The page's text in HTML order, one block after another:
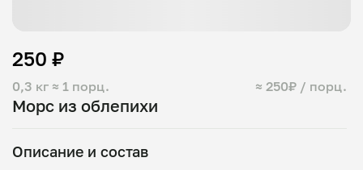
Морс из облепихи
0,3 кг ≈ 1 порц. ≈ 250₽ / порц.
250 ₽
Описание и состав